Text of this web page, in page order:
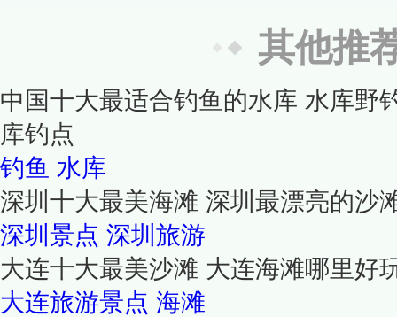
其他推
中国十大最适合钓鱼的水库 水库野
库钓点
钓鱼 水库
深圳十大最美海滩 深圳最漂亮的沙
深圳景点 深圳旅游
大连十大最美沙滩 大连海滩哪里好
大连旅游景点 海滩